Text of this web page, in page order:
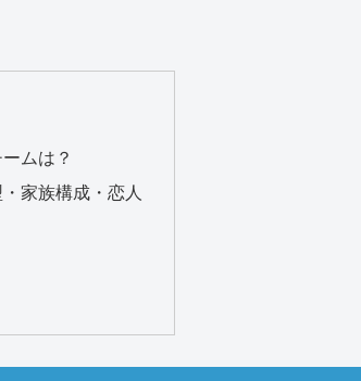
ムは？
家族構成・恋人